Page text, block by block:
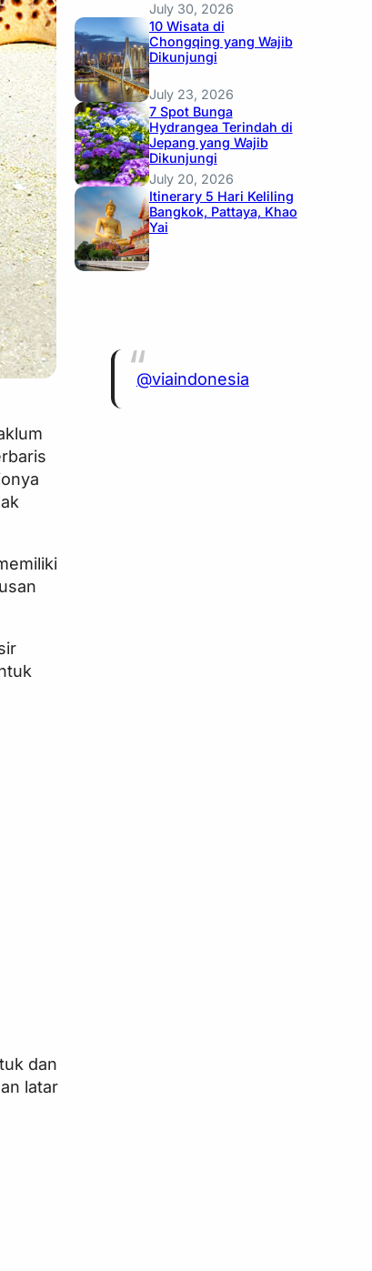
dan
latar
July 30, 2026
10 Wisata di
Chongqing yang Wajib
Dikunjungi
July 23, 2026
7 Spot Bunga
Hydrangea Terindah di
Jepang yang Wajib
Dikunjungi
July 20, 2026
Itinerary 5 Hari Keliling
Bangkok, Pattaya, Khao
Yai
@viaindonesia